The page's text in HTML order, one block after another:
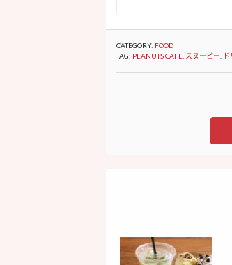
CATEGORY: FOOD
TAG: PEANUTS CAFE スヌーピー